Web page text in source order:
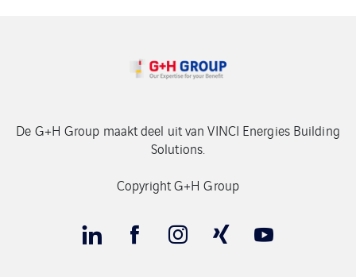
De G+H Group maakt deel uit van VINCI Energies Building
Solutions.
Copyright G+H Group